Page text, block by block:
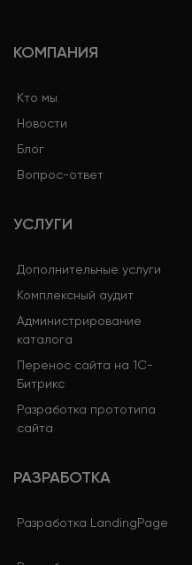
КОМПАНИЯ
Кто мы
Новости
Блог
Вопрос-ответ
УСЛУГИ
Дополнительные услуги
Комплексный аудит
Администрирование
каталога
Перенос сайта на 1С-
Битрикс
Разработка прототипа
сайта
РАЗРАБОТКА
Разработка LandingPage